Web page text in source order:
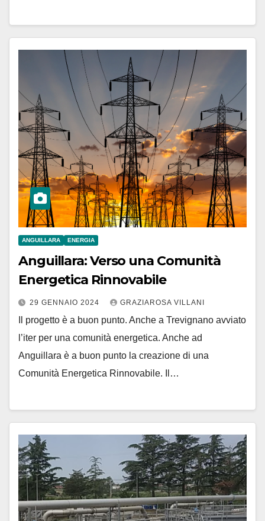
ANGUILLARA ENERGIA
Anguillara: Verso una Comunità
Energetica Rinnovabile
29 GENNAIO 2024 GRAZIAROSA VILLANI
Il progetto è a buon punto. Anche a Trevignano avviato
l’iter per una comunità energetica. Anche ad
Anguillara è a buon punto la creazione di una
Comunità Energetica Rinnovabile. Il…